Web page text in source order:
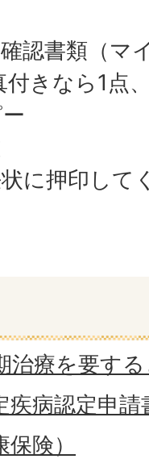
確認書類（
付きなら1点
に押印して
治療を要す
疾病認定申請
険）